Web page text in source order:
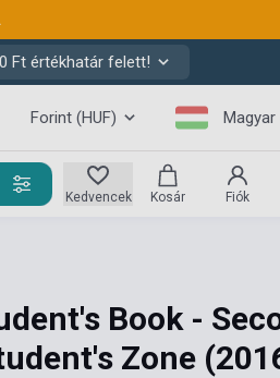
Ft értékhatár felett!
Forint (HUF) Magyar
Kedvencek Kosár Fiók
Book -
Zone